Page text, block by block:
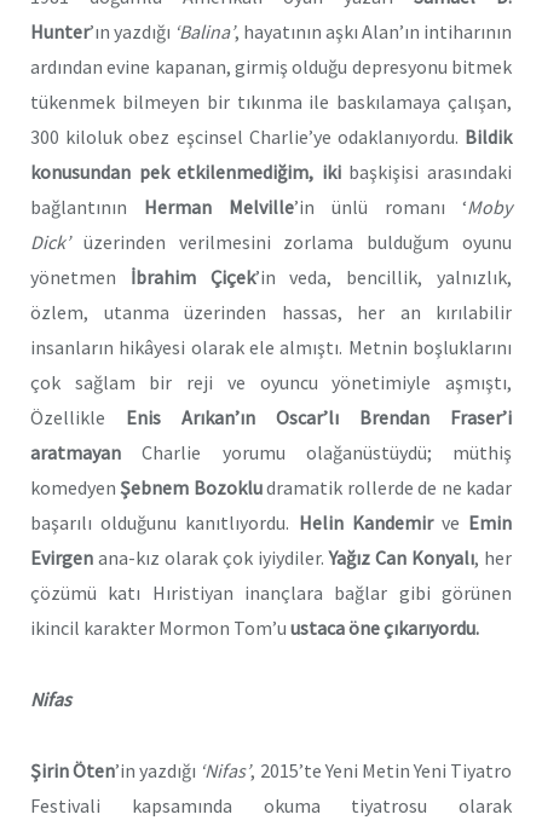
Hunter’ın yazdığı ‘Balina’, hayatının aşkı Alan’ın intiharının
ardından evine kapanan, girmiş olduğu depresyonu bitmek
tükenmek bilmeyen bir tıkınma ile baskılamaya çalışan,
300 kiloluk obez eşcinsel Charlie’ye odaklanıyordu. Bildik
konusundan pek etkilenmediğim, iki başkişisi arasındaki
bağlantının Herman Melville’in ünlü romanı ‘Moby
Dick’üzerinden verilmesini zorlama bulduğum oyunu
yönetmen İbrahim Çiçek’in veda, bencillik, yalnızlık,
özlem, utanma üzerinden hassas, her an kırılabilir
insanların hikâyesi olarak ele almıştı. Metnin boşluklarını
çok sağlam bir reji ve oyuncu yönetimiyle aşmıştı,
Özellikle Enis Arıkan’ın Oscar’lı Brendan Fraser’i
aratmayanCharlie yorumu olağanüstüydü; müthiş
komedyenŞebnem Bozokludramatik rollerde de ne kadar
başarılı olduğunu kanıtlıyordu. Helin Kandemirve Emin
Evirgen ana-kız olarak çok iyiydiler.Yağız Can Konyalı, her
çözümü katı Hıristiyan inançlara bağlar gibi görünen
ikincil karakter Mormon Tom’u ustaca öne çıkarıyordu.
Nifas
Şirin Öten’in yazdığı ‘Nifas’, 2015’te Yeni Metin Yeni Tiyatro
Festivali kapsamında okuma tiyatrosu olarak